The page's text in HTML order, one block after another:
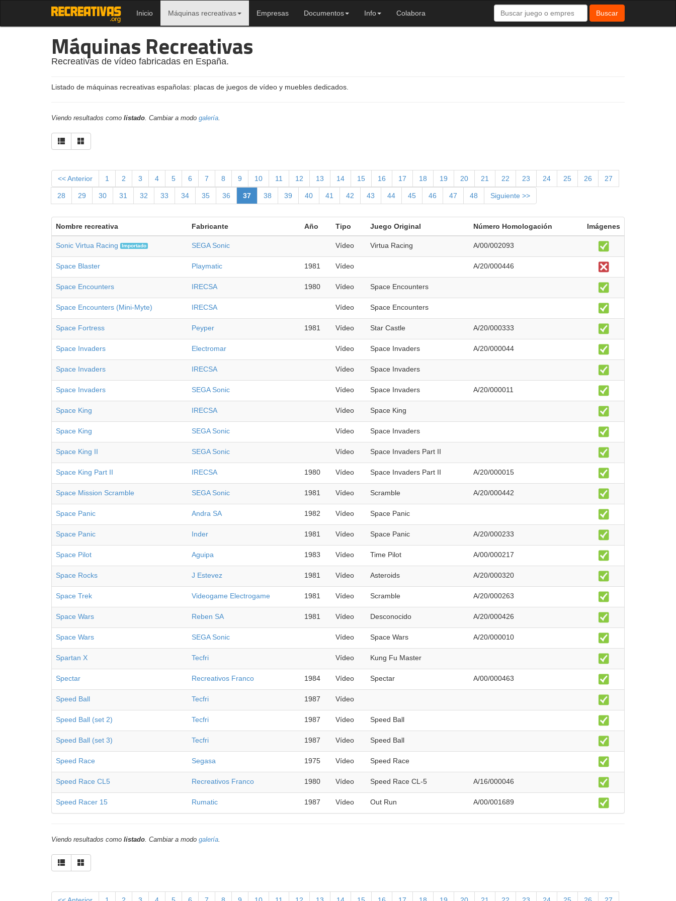
Inicio Máquinas recreativas Empresas Documentos Info Colabora Buscar
Máquinas Recreativas
Recreativas de vídeo fabricadas en España.
Listado de máquinas recreativas españolas: placas de juegos de vídeo y muebles dedicados.
Viendo resultados como listado. Cambiar a modo galería.
<< Anterior 1 2 3 4 5 6 7 8 9 10 11 12 13 14 15 16 17 18 19 20 21 22 23 24 25 26 27
28 29 30 31 32 33 34 35 36 37 38 39 40 41 42 43 44 45 46 47 48 Siguiente >>
Nombre recreativa Fabricante Año Tipo Juego Original Número Homologación Imágenes
Sonic Virtua Racing Importado SEGA Sonic Vídeo Virtua Racing A/00/002093
Space Blaster Playmatic 1981 Vídeo A/20/000446
Space Encounters IRECSA 1980 Vídeo Space Encounters
Space Encounters (Mini-Myte) IRECSA Vídeo Space Encounters
Space Fortress Peyper 1981 Vídeo Star Castle A/20/000333
Space Invaders Electromar Vídeo Space Invaders A/20/000044
Space Invaders IRECSA Vídeo Space Invaders
Space Invaders SEGA Sonic Vídeo Space Invaders A/20/000011
Space King IRECSA Vídeo Space King
Space King SEGA Sonic Vídeo Space Invaders
Space King II SEGA Sonic Vídeo Space Invaders Part II
Space King Part II IRECSA 1980 Vídeo Space Invaders Part II A/20/000015
Space Mission Scramble SEGA Sonic 1981 Vídeo Scramble A/20/000442
Space Panic Andra SA 1982 Vídeo Space Panic
Space Panic Inder 1981 Vídeo Space Panic A/20/000233
Space Pilot Aguipa 1983 Vídeo Time Pilot A/00/000217
Space Rocks J Estevez 1981 Vídeo Asteroids A/20/000320
Space Trek Videogame Electrogame 1981 Vídeo Scramble A/20/000263
Space Wars Reben SA 1981 Vídeo Desconocido A/20/000426
Space Wars SEGA Sonic Vídeo Space Wars A/20/000010
Spartan X Tecfri Vídeo Kung Fu Master
Spectar Recreativos Franco 1984 Vídeo Spectar A/00/000463
Speed Ball Tecfri 1987 Vídeo
Speed Ball (set 2) Tecfri 1987 Vídeo Speed Ball
Speed Ball (set 3) Tecfri 1987 Vídeo Speed Ball
Speed Race Segasa 1975 Vídeo Speed Race
Speed Race CL5 Recreativos Franco 1980 Vídeo Speed Race CL-5 A/16/000046
Speed Racer 15 Rumatic 1987 Vídeo Out Run A/00/001689
Viendo resultados como listado. Cambiar a modo galería.